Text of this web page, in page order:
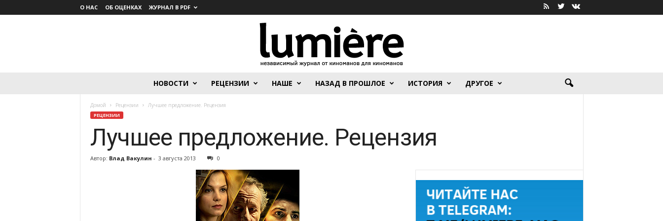
О НАС ОБ ОЦЕНКАХ ЖУРНАЛ В PDF
НОВОСТИ РЕЦЕНЗИИ НАШЕ НАЗАД В ПРОШЛОЕ ИСТОРИЯ ДРУГОЕ
Домой Рецензии Лучшее предложение. Рецензия
РЕЦЕНЗИИ
Лучшее предложение. Рецензия
Автор: Влад Вакулин - 3 августа 2013 0